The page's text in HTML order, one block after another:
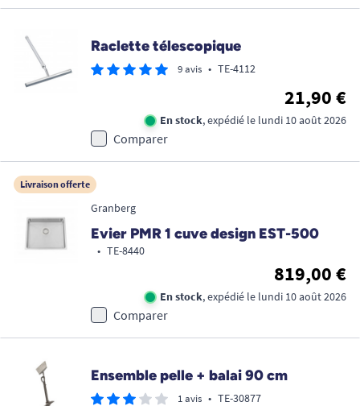
Raclette télescopique
9 avis • TE-4112
21,90 €
En stock, expédié le lundi 10 août 2026
Comparer
Livraison offerte
Granberg
Evier PMR 1 cuve design EST-500
• TE-8440
819,00 €
En stock, expédié le lundi 10 août 2026
Comparer
Ensemble pelle + balai 90 cm
1 avis • TE-30877